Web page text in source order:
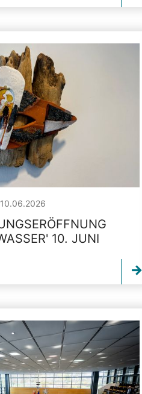
10. JUNI